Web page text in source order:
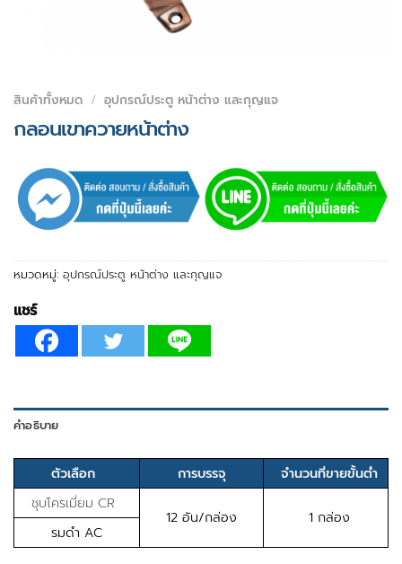
สินค้าทั้งหมด / อุปกรณ์ประตู หน้าต่าง และกุญแจ
กลอนเขาควายหน้าต่าง
หมวดหมู่: อุปกรณ์ประตู หน้าต่าง และกุญแจ
แชร์
คำอธิบาย
ตัวเลือก การบรรจุ
จำนวนที่ขายขั้นต่ำ
ชุบโครเมี่ยม CR
12 อัน/กล่อง 1 กล่อง
รมดำ AC